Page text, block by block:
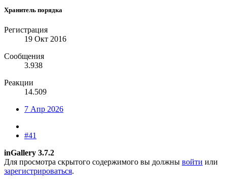
Хранитель порядка
Регистрация
19 Окт 2016
Сообщения
3.938
Реакции
14.509
7 Апр 2026
#41
inGallery 3.7.2
Для просмотра скрытого содержимого вы должны войти или
зарегистрироваться.